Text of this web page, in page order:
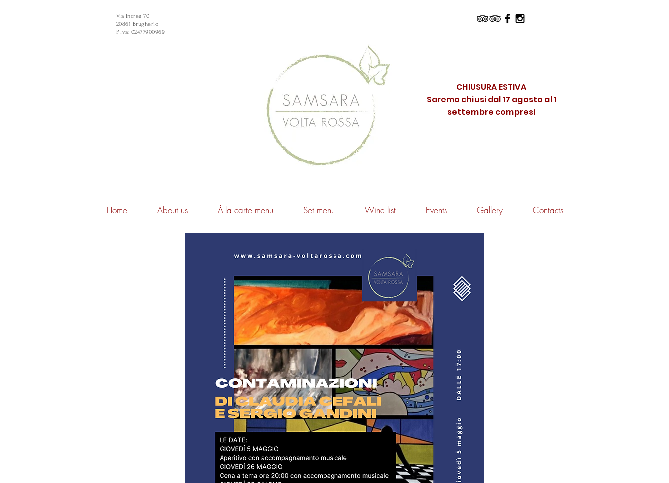
Via Increa 70
20861 Brugherio
P. Iva: 02477900969
CHIUSURA ESTIVA
Saremo chiusi dal 17 agosto al 1
settembre compresi
Home About us À la carte menu Set menu Wine list Events Gallery Contacts